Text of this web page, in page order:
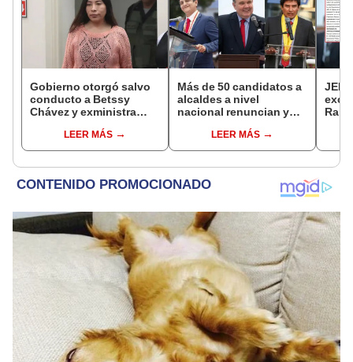
Gobierno otorgó salvo
conducto a Betssy
Chávez y exministra
madrugadaLEER MÁS
Más de 50 candidatos a
alcaldes a nivel
nacional renuncian y
encubiertaLEER MÁS
JEE